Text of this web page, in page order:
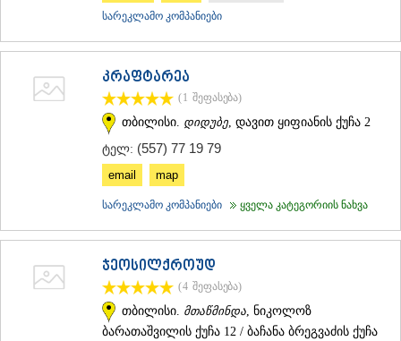
ᲮᲐᲨᲣᲠᲘ
სარეკლამო კომპანიები
კრაფტარეა
(1 შეფასება)
თბილისი. დიდუბე , დავით ყიფიანის ქუჩა 2
ტელ: (557) 77 19 79
email map
სარეკლამო კომპანიები ყველა კატეგორიის ნახვა
ჯეოსილქროუდ
(4 შეფასება)
თბილისი. მთაწმინდა , ნიკოლოზ
ბარათაშვილის ქუჩა 12 / ბაჩანა ბრეგვაძის ქუჩა